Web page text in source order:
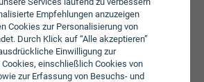
Empfehlungen anzuzeigen
Cookies zur Personalisierung von
Durch Klick auf “Alle akzeptieren”
Einwilligung zur
Cookies, einschließlich Cookies von
zur Erfassung von Besuchs- und